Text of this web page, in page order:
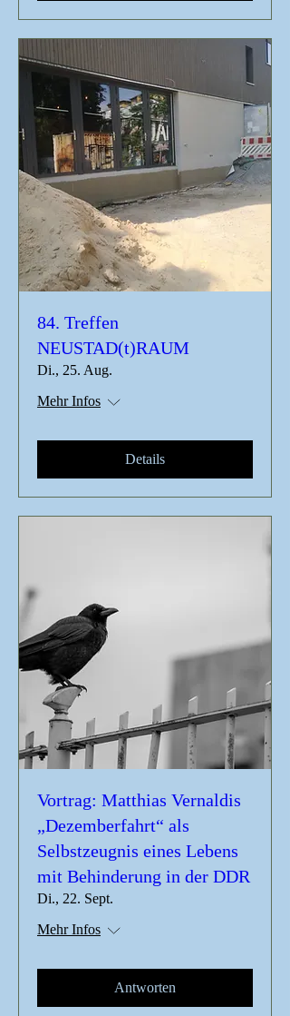
84. Treffen
NEUSTAD(t)RAUM
Di., 25. Aug.
Mehr Infos
Details
Vortrag: Matthias Vernaldis
„Dezemberfahrt“ als
Selbstzeugnis eines Lebens
mit Behinderung in der DDR
Di., 22. Sept.
Mehr Infos
Antworten